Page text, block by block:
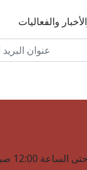
والفعاليات
12:00 صباحًا